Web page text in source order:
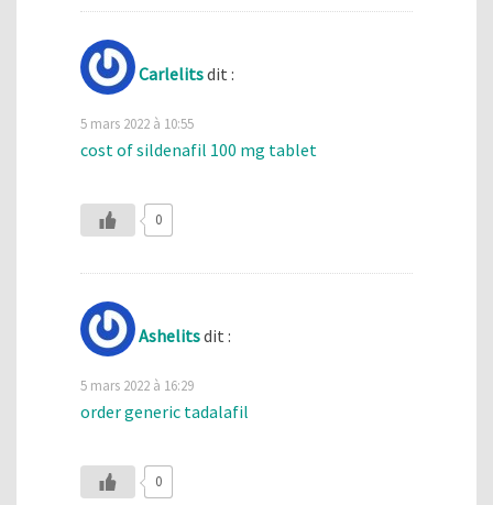
Carlelitsdit :
5 mars 2022 à 10:55
cost of sildenafil 100 mg tablet
0
Ashelitsdit :
5 mars 2022 à 16:29
order generic tadalafil
0